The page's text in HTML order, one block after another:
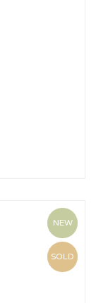
NEW
SOLD